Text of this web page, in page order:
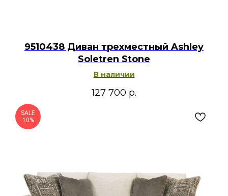
9510438 Диван трехместный Ashley
Soletren Stone
В наличии
127 700 р.
SALE
10%